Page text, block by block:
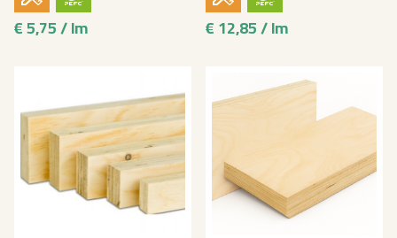
€ 5,75 / lm € 12,85 / lm